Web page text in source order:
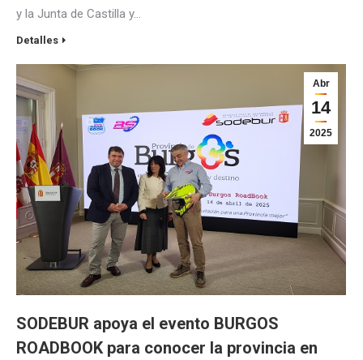
y la Junta de Castilla y…
Detalles
Abr
14
2025
SODEBUR apoya el evento BURGOS
ROADBOOK para conocer la provincia en